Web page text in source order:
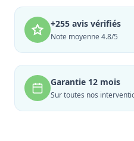
+255 avis vérifiés
Note moyenne 4.8/5
Garantie 12 mois
Sur toutes nos